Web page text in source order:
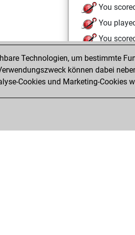
You
You
You
Freitag, Juli
You
Technologien, um bestimmte
können dabei
Cookies und Marketing-